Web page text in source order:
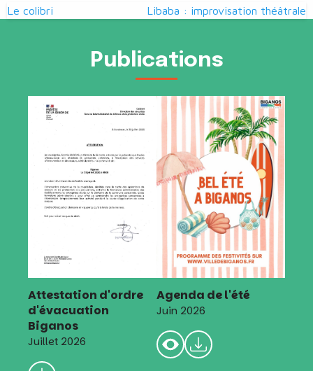
Navigation
Le colibri Libaba : improvisation théâtrale
Publications
Attestation d'ordre
d'évacuation
Biganos
Juillet 2026
Agenda de l'été
Juin 2026